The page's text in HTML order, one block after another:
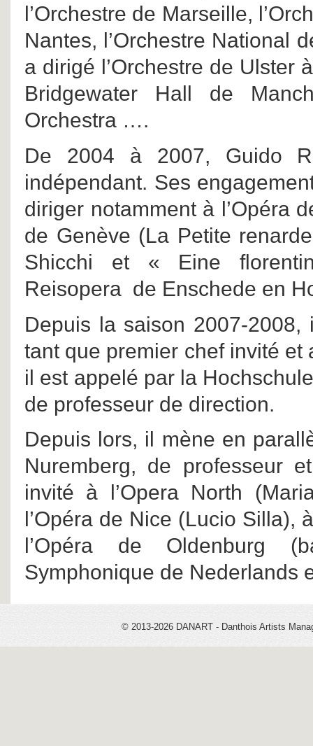
l’Orchestre de Marseille,
Nantes, l’Orchestre
a dirigé l’Orchestre de Ulster
Bridgewater Hall de
Orchestra ….
De 2004 à 2007, Guido
indépendant. Ses
diriger notamment à l’Opéra
de Genève (La Petite
Shicchi et « Eine
Reisopera de Enschede en
Depuis la saison 2007-2008,
tant que premier chef invité
il est appelé par la
de professeur de direction.
Depuis lors, il mène en
Nuremberg, de professeur
invité à l’Opera North
l’Opéra de Nice (Lucio Silla),
l’Opéra de Oldenburg
Symphonique de Nederlands
© 2013-2026 DANART - Danthois Artists